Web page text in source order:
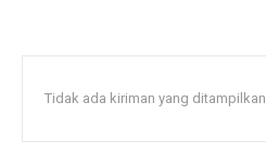
Tidak ada kiriman yang ditampilkan